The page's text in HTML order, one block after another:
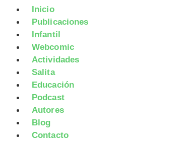
Inicio
Publicaciones
Infantil
Webcomic
Actividades
Salita
Educación
Podcast
Autores
Blog
Contacto